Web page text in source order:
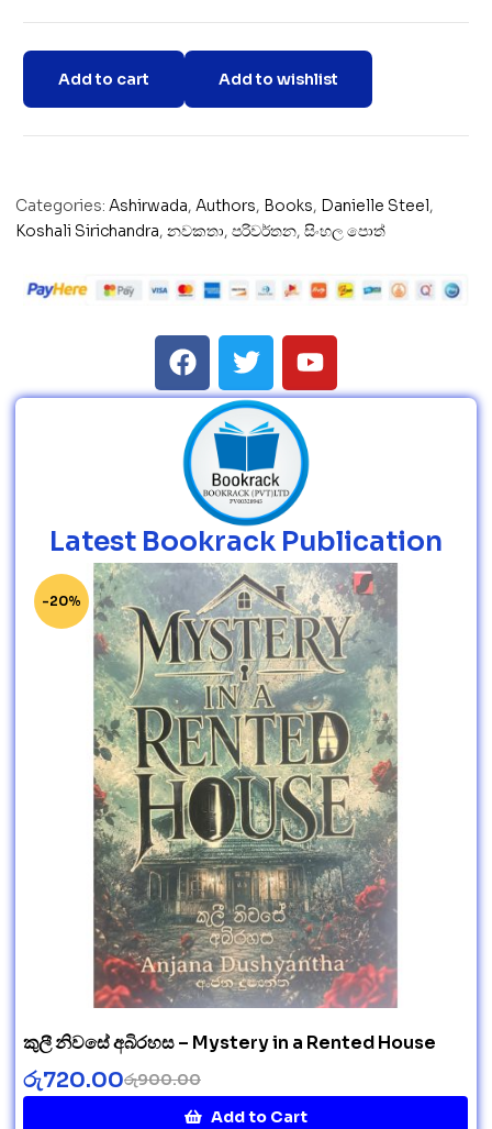
Add to cart Add to wishlist
Categories: Ashirwada, Authors, Books, Danielle Steel,
Koshali Sirichandra, නවකතා, පරිවර්තන, සිංහල පොත්
Latest Bookrack Publication
-20%
කුලී නිවසේ අබිරහස – Mystery in a Rented House
රු900.00
රු720.00
Add to Cart